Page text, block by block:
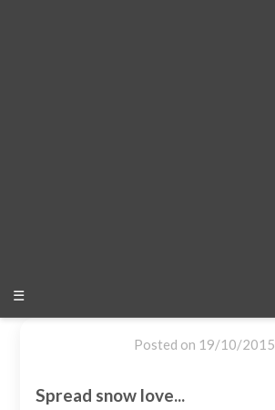
☰
Posted on 19/10/2015
Spread snow love...